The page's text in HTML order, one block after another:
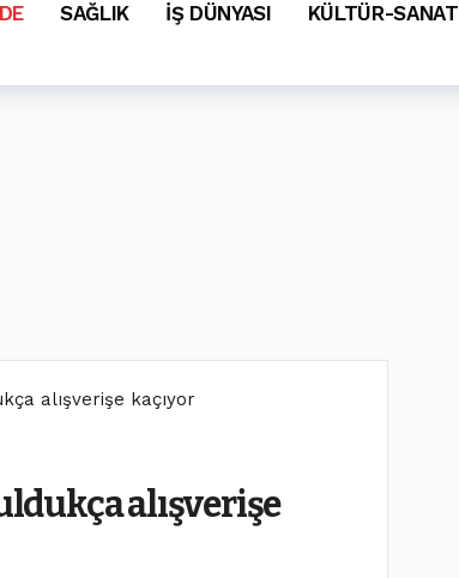
SAĞLIK İŞ DÜNYASI KÜLTÜR-SANAT
alışverişe kaçıyor
alışverişe